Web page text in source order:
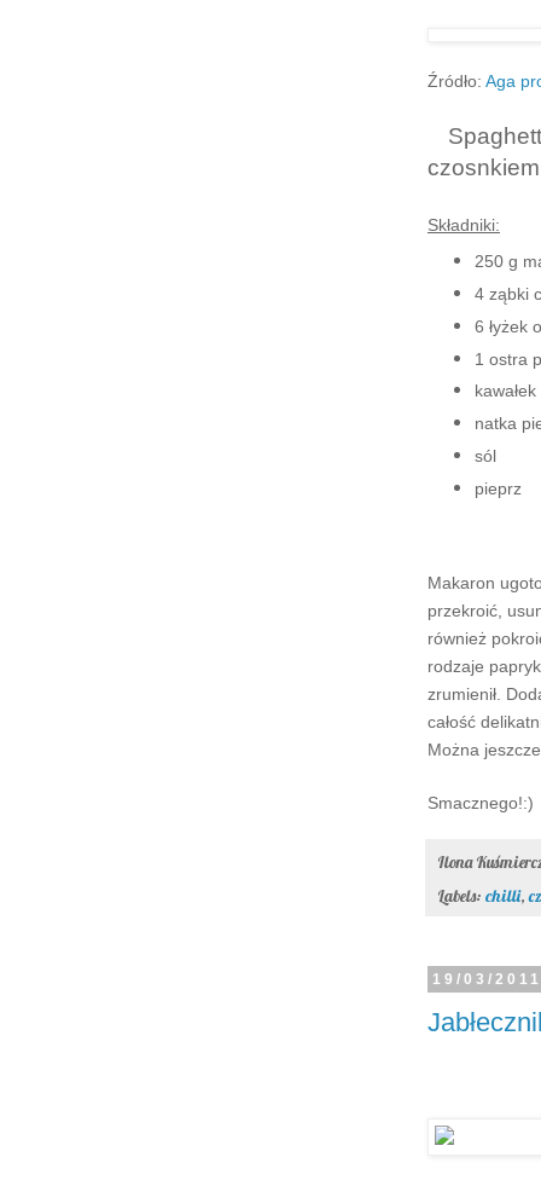
Źródło: Aga
Składniki:
250 g
4 ząbki
6 łyżek
1 ostra
natka
sól
pieprz
Makaron
przekroić,
również
rodzaje
zrumienił.
całość
Można
Smacznego!:)
Ilona
Labels: chilli,
19/03/